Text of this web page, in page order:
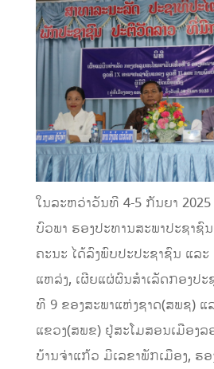
ໃນລະຫວ່າວັນທີ 4-5 ກັນຍາ
ບົວພາ ຮອງປະທານສະພາປະຊາຊົ
ຄະນະ ໄດ້ລົງພົບປະປະຊາຊົນ ແລ
ແຫລ່ງ, ເຜີຍແຜ່ຜົນສໍາເລັດກອງປ
ທີ 9 ຂອງສະພາແຫ່ງຊາດ(ສພຊ) ແ
ແຂວງ(ສພຂ) ຢູ່ສະໂມສອນເມືອງລ
ບ້ານຈ່າແກ້ວ ມີເລຂາພັກເມືອງ, ຮອ